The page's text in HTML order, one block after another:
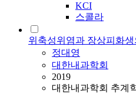
KCI
스콜라
위축성위염과 장상피화생
정대영
대한내과학회
2019
대한내과학회 추계